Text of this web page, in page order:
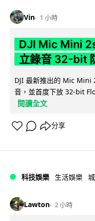
Vin 1 小時
DJI Mic Mini
立錄音 32-bit
DJI 最新推出的 Mic Mini
音，並首度下放 32-bit
閱讀全文
分享
科技娛樂 生活娛樂
Lawton 2 小時